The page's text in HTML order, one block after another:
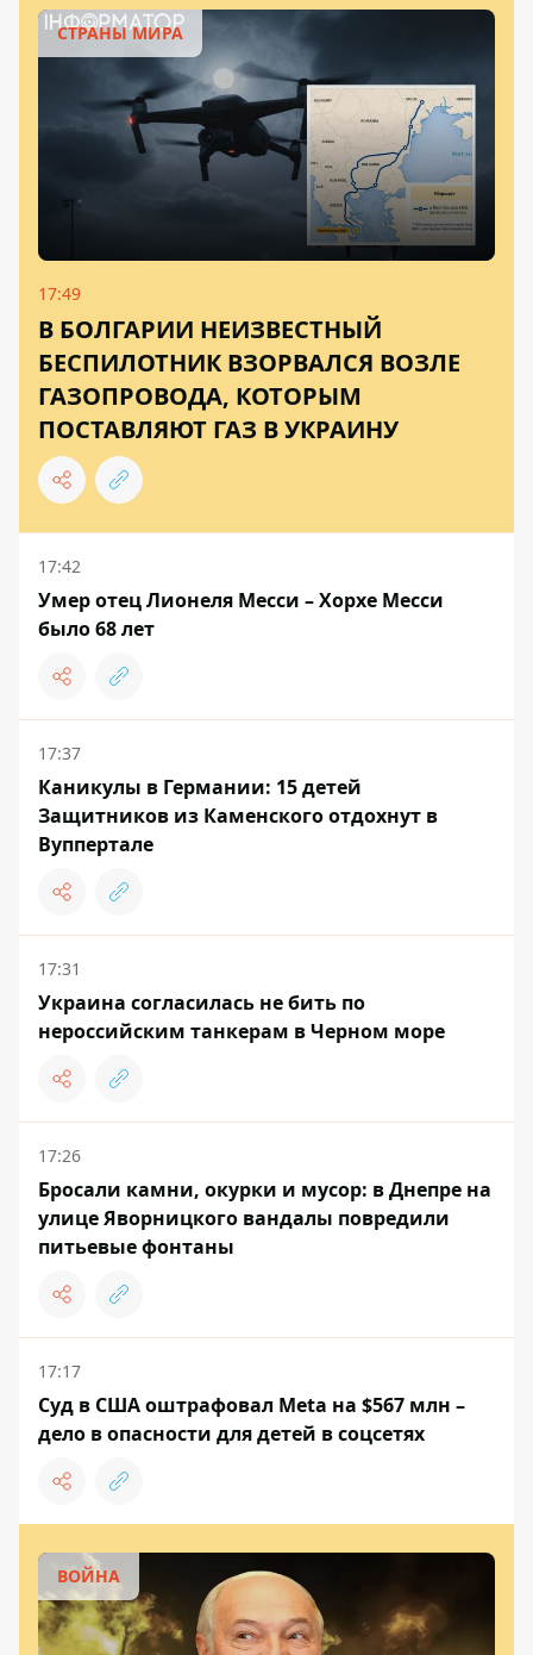
СТРАНЫ МИРА
17:49
В БОЛГАРИИ НЕИЗВЕСТНЫЙ
БЕСПИЛОТНИК ВЗОРВАЛСЯ ВОЗЛЕ
ГАЗОПРОВОДА, КОТОРЫМ
ПОСТАВЛЯЮТ ГАЗ В УКРАИНУ
17:42
Умер отец Лионеля Месси – Хорхе Месси
было 68 лет
17:37
Каникулы в Германии: 15 детей
Защитников из Каменского отдохнут в
Вуппертале
17:31
Украина согласилась не бить по
нероссийским танкерам в Черном море
17:26
Бросали камни, окурки и мусор: в Днепре на
улице Яворницкого вандалы повредили
питьевые фонтаны
17:17
Суд в США оштрафовал Meta на $567 млн ​​–
дело в опасности для детей в соцсетях
ВОЙНА